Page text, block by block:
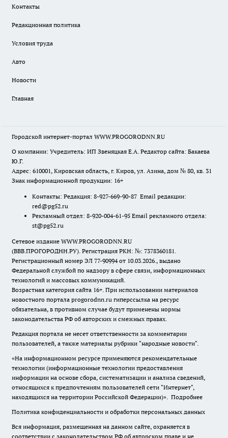
Контакты
Редакционная политика
Условия труда
Авто
Новости
Главная
Городской интернет-портал WWW.PROGORODNN.RU
О компании: Учредитель: ИП Звеняцкая Е.А. Редактор сайта: Бакаева
Ю.Г.
Адрес: 610001, Кировская область, г. Киров, ул. Азина, дом № 80, кв. 31
Знак информационной продукции: 16+
Контакты: Редакция: 8-927-669-90-87 Email редакции:
red@pg52.ru
Рекламный отдел: 8-920-004-61-95 Email рекламного отдела:
st@pg52.ru
Сетевое издание WWW.PROGORODNN.RU
(ВВВ.ПРОГОРОДНН.РУ). Регистрация РКН: №: 7378360181.
Регистрационный номер ЭЛ 77-90994 от 10.03.2026., выдано
Федеральной службой по надзору в сфере связи, информационных
технологий и массовых коммуникаций.
Возрастная категория сайта 16+. При использовании материалов
новостного портала progorodnn.ru гиперссылка на ресурс
обязательна, в противном случае будут применены нормы
законодательства РФ об авторских и смежных правах.
Редакция портала не несет ответственности за комментарии
пользователей, а также материалы рубрики "народные новости".
«На информационном ресурсе применяются рекомендательные
технологии (информационные технологии предоставления
информации на основе сбора, систематизации и анализа сведений,
относящихся к предпочтениям пользователей сети "Интернет",
находящихся на территории Российской Федерации)». Подробнее
Политика конфиденциальности и обработки персональных данных
Вся информация, размещенная на данном сайте, охраняется в
соответствии с законодательством РФ об авторском праве и не